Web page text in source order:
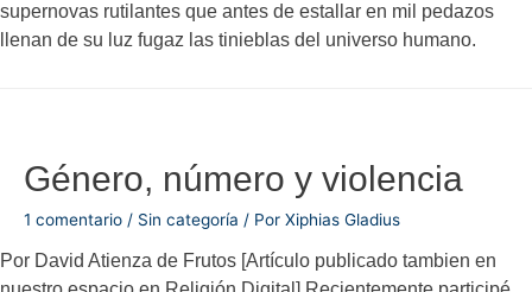
supernovas rutilantes que antes de estallar en mil pedazos
llenan de su luz fugaz las tinieblas del universo humano.
Género, número y violencia
1 comentario / Sin categoría / Por Xiphias Gladius
Por David Atienza de Frutos [Artículo publicado tambien en